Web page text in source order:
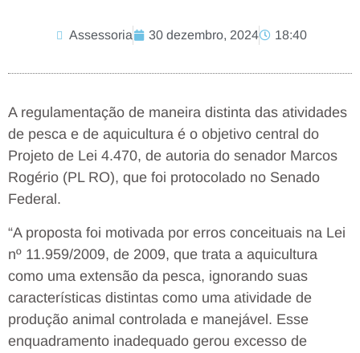
Assessoria 30 dezembro, 2024 18:40
A regulamentação de maneira distinta das atividades
de pesca e de aquicultura é o objetivo central do
Projeto de Lei 4.470, de autoria do senador Marcos
Rogério (PL RO), que foi protocolado no Senado
Federal.
“A proposta foi motivada por erros conceituais na Lei
nº 11.959/2009, de 2009, que trata a aquicultura
como uma extensão da pesca, ignorando suas
características distintas como uma atividade de
produção animal controlada e manejável. Esse
enquadramento inadequado gerou excesso de